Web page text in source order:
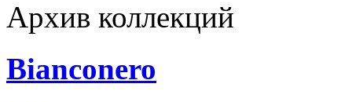
Архив коллекций
Bianconero